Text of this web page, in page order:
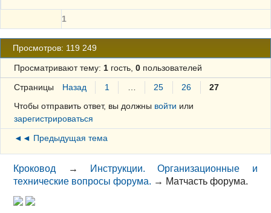
1
Просмотров: 119 249
Просматривают тему: 1гость, 0пользователей
Страницы Назад 1 25 26
27
Чтобы отправить ответ, вы должны войти или
зарегистрироваться
◄◄ Предыдущая тема
Кроковод →
Инструкции. Организационные и
технические вопросы форума. → Матчасть форума.